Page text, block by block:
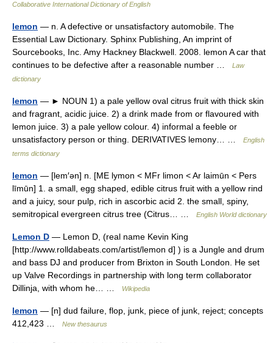
Collaborative International Dictionary of English
lemon — n. A defective or unsatisfactory automobile. The
Essential Law Dictionary. Sphinx Publishing, An imprint of
Sourcebooks, Inc. Amy Hackney Blackwell. 2008. lemon A car that
continues to be defective after a reasonable number …
Law
dictionary
lemon — ► NOUN 1) a pale yellow oval citrus fruit with thick skin
and fragrant, acidic juice. 2) a drink made from or flavoured with
lemon juice. 3) a pale yellow colour. 4) informal a feeble or
unsatisfactory person or thing. DERIVATIVES lemony… …
English
terms dictionary
lemon — [lem′ən] n. [ME lymon < MFr limon < Ar laimūn < Pers
līmūn] 1. a small, egg shaped, edible citrus fruit with a yellow rind
and a juicy, sour pulp, rich in ascorbic acid 2. the small, spiny,
semitropical evergreen citrus tree (Citrus… …
English World dictionary
Lemon D — Lemon D, (real name Kevin King
[http://www.rolldabeats.com/artist/lemon d] ) is a Jungle and drum
and bass DJ and producer from Brixton in South London. He set
up Valve Recordings in partnership with long term collaborator
Dillinja, with whom he… …
Wikipedia
lemon — [n] dud failure, flop, junk, piece of junk, reject; concepts
412,423 …
New thesaurus